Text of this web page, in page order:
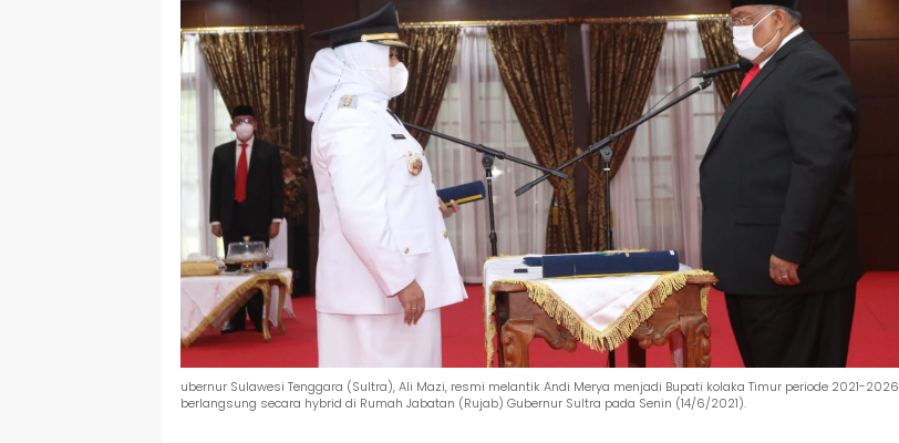
ubernur Sulawesi Tenggara (Sultra), Ali Mazi, resmi melantik Andi Merya menjadi Bupati kolaka Timur periode 2021-2026
berlangsung secara hybrid di Rumah Jabatan (Rujab) Gubernur Sultra pada Senin (14/6/2021).